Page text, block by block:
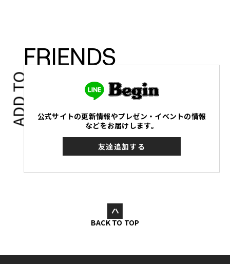
ADD TO
FRIENDS
公式サイトの更新情報やプレゼン・イベントの情報
などをお届けします。
友達追加する
BACK TO TOP